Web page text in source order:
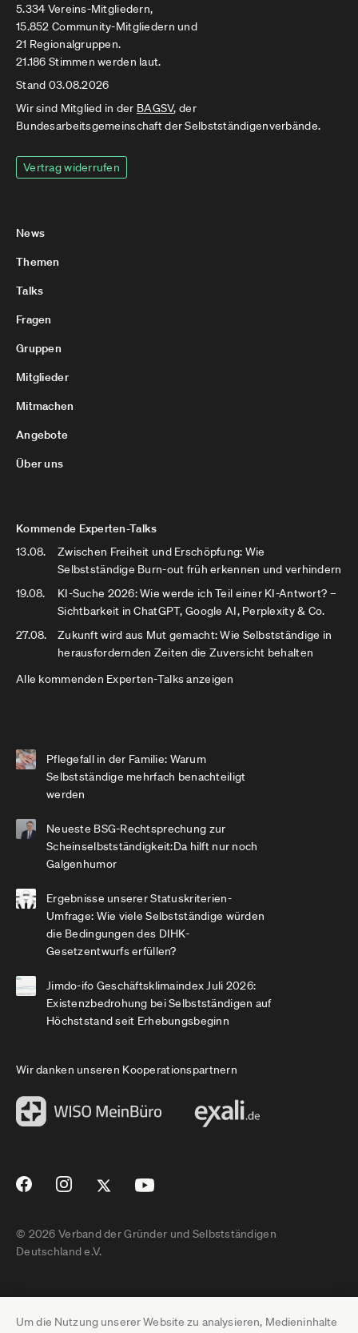
Um die Nutzung unserer Website zu analysieren, Medieninhalte
5.334 Vereins-Mitgliedern,
15.852 Community-Mitgliedern und
21 Regionalgruppen.
21.186 Stimmen werden laut.
Stand 03.08.2026
Wir sind Mitglied in der BAGSV, der
Bundesarbeitsgemeinschaft der Selbstständigenverbände.
Vertrag widerrufen
News
Themen
Talks
Fragen
Gruppen
Mitglieder
Mitmachen
Angebote
Über uns
Kommende Experten-Talks
13.08.
Zwischen Freiheit und Erschöpfung: Wie
Selbstständige Burn-out früh erkennen und verhindern
19.08.
KI-Suche 2026: Wie werde ich Teil einer KI-Antwort? –
Sichtbarkeit in ChatGPT, Google AI, Perplexity & Co.
27.08.
Zukunft wird aus Mut gemacht: Wie Selbstständige in
herausfordernden Zeiten die Zuversicht behalten
Alle kommenden Experten-Talks anzeigen
Pflegefall in der Familie: Warum
Selbstständige mehrfach benachteiligt
werden
Neueste BSG-Rechtsprechung zur
Scheinselbstständigkeit:Da hilft nur noch
Galgenhumor
Ergebnisse unserer Statuskriterien-
Umfrage: Wie viele Selbstständige würden
die Bedingungen des DIHK-
Gesetzentwurfs erfüllen?
Jimdo-ifo Geschäftsklimaindex Juli 2026:
Existenzbedrohung bei Selbstständigen auf
Höchststand seit Erhebungsbeginn
Wir danken unseren Kooperationspartnern
© 2026 Verband der Gründer und Selbstständigen
Deutschland e.V.
Impressum